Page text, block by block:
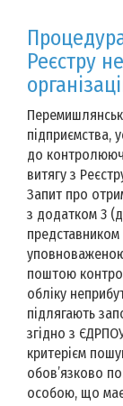
Реєстру
підприємства,
до
витягу з
Запит про
з додатком 3
представником
поштою
обліку
підлягають
згідно з
критерієм
обов’язково
особою, що має